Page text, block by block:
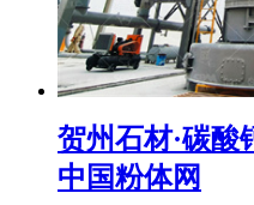
贺州石材·碳
中国粉体网